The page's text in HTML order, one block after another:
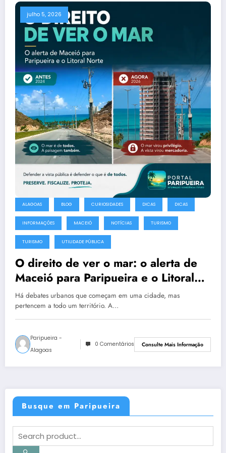
julho 5, 2026
ALAGOAS BLOG CURIOSIDADES DICAS DICAS
INFORMAÇÕES MACEIÓ NOTÍCIAS TURISMO
TURISMO UTILIDADE PÚBLICA
O direito de ver o mar: o alerta de
Maceió para Paripueira e o Litoral
Norte
Há debates urbanos que começam em uma cidade, mas
pertencem a todo um território. A…
Paripueira -
Alagoas
0 Comentários Consulte Mais Informação
Busque em Paripueira